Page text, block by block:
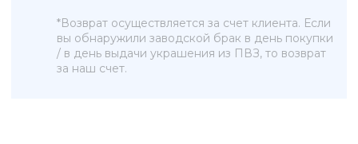
КАТАЛОГ
Подвески
Браслеты
КОЛЛЕКЦИИ
Magic sky